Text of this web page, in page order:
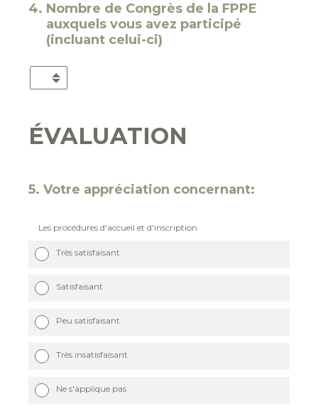
4. Nombre de Congrès de la FPPE
auxquels vous avez participé
(incluant celui-ci)
ÉVALUATION
5. Votre appréciation concernant:
Les procédures d'accueil et d'inscription
Très satisfaisant
Satisfaisant
Peu satisfaisant
Très insatisfaisant
Ne s'applique pas